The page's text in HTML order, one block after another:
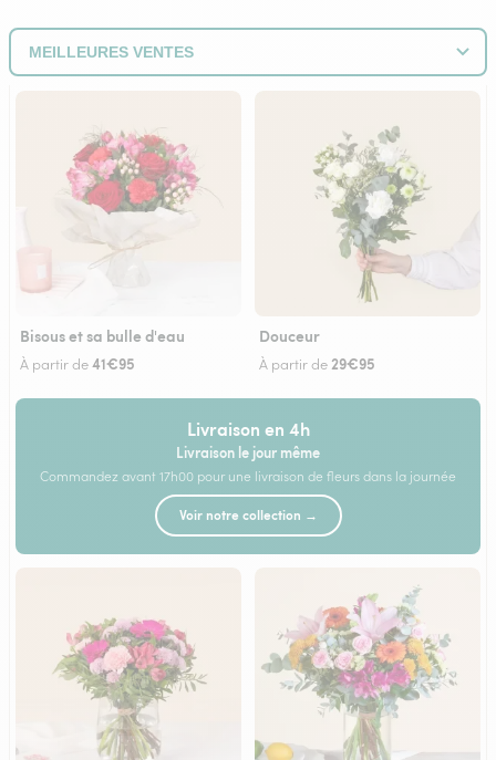
Bisous et sa bulle d'eau
À partir de41€95
Douceur
À partir de 29€95
Livraison en 4h
Livraison le jour même
Commandez avant 17h00 pour une livraison de fleurs dans la journée
Voir notre collection →